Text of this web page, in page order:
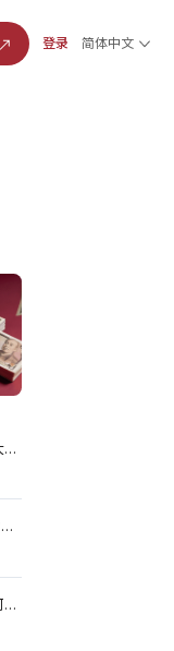
登录 简体中文
美股收盘：道指创新高，亚马逊股价大涨市值破3万亿美元
纳指大跌1.55%！科技股下挫，AI芯片行情迎来调整？
空头市场该如何判断？投资者应该如何应对？